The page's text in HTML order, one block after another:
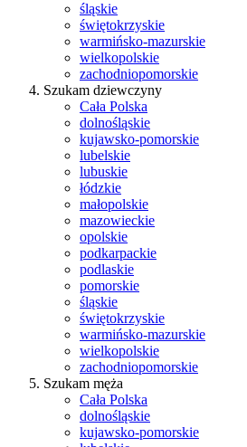
śląskie
świętokrzyskie
warmińsko-mazurskie
wielkopolskie
zachodniopomorskie
Szukam dziewczyny
Cała Polska
dolnośląskie
kujawsko-pomorskie
lubelskie
lubuskie
łódzkie
małopolskie
mazowieckie
opolskie
podkarpackie
podlaskie
pomorskie
śląskie
świętokrzyskie
warmińsko-mazurskie
wielkopolskie
zachodniopomorskie
Szukam męża
Cała Polska
dolnośląskie
kujawsko-pomorskie